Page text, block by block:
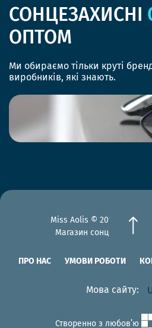
СОНЦЕЗАХИСНІ
ОПТОМ
Ми обираємо тільки круті
виробників, які знають.
Miss Aolis © 2012-2026
Магазин сонцезахисних
ПРО НАС УМОВИ РОБОТИ
Мова сайту:
Створенно з любов’ю